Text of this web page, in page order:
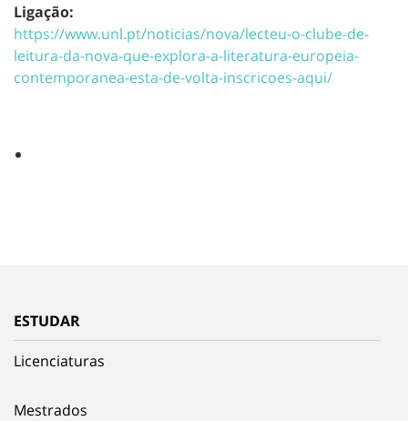
Ligação:
https://www.unl.pt/noticias/nova/lecteu-o-clube-de-
leitura-da-nova-que-explora-a-literatura-europeia-
contemporanea-esta-de-volta-inscricoes-aqui/
ESTUDAR
Licenciaturas
Mestrados